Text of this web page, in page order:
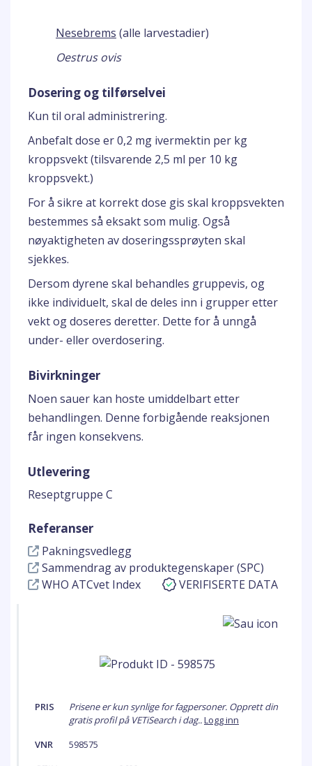
Nesebrems (alle larvestadier)
Oestrus ovis
Dosering og tilførselvei
Kun til oral administrering.
Anbefalt dose er 0,2 mg ivermektin per kg
kroppsvekt (tilsvarende 2,5 ml per 10 kg
kroppsvekt.)
For å sikre at korrekt dose gis skal kroppsvekten
bestemmes så eksakt som mulig. Også
nøyaktigheten av doseringssprøyten skal
sjekkes.
Dersom dyrene skal behandles gruppevis, og
ikke individuelt, skal de deles inn i grupper etter
vekt og doseres deretter. Dette for å unngå
under- eller overdosering.
Bivirkninger
Noen sauer kan hoste umiddelbart etter
behandlingen. Denne forbigående reaksjonen
får ingen konsekvens.
Utlevering
Reseptgruppe C
Referanser
Pakningsvedlegg
Sammendrag av produktegenskaper (SPC)
WHO ATCvet Index
VERIFISERTE DATA
PRIS
Prisene er kun synlige for fagpersoner. Opprett din
gratis profil på VETiSearch i dag..Logg inn
VNR
598575